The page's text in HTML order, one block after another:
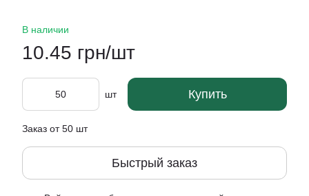
В наличии
10.45 грн/шт
шт Купить
Заказ от 50 шт
Быстрый заказ